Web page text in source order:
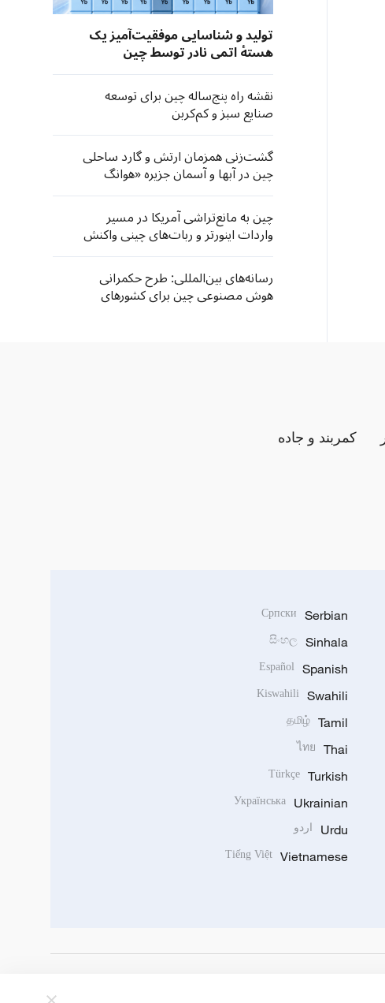
تولید و شناسایی موفقیت‌آمیز یک
هستهٔ اتمی نادر توسط چین
نقشه راه پنج‌ساله چین برای توسعه
صنایع سبز و کم‌کربن
گشت‌زنی‌ همزمان ارتش و گارد ساحلی
چین در آبها و آسمان جزیره «هوانگ‌
یان»
چین به مانع‌تراشی آمریکا در مسیر
واردات اینورتر و ربات‌های چینی واکنش
نشان داد
رسانه‌های بین‌المللی: طرح حکمرانی
هوش مصنوعی چین برای کشورهای
کمربند و جاده
Serbian
Српски
Sinhala
සිංහල
Spanish
Español
Swahili
Kiswahili
Tamil
தமிழ்
Thai
ไทย
Turkish
Türkçe
Ukrainian
Українська
Urdu اردو
Vietnamese
Tiếng Việt